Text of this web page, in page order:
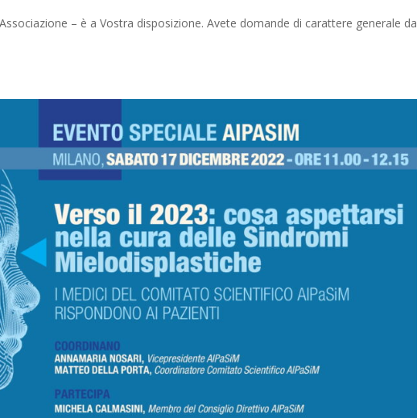
– è a Vostra disposizione. Avete domande di carattere generale da